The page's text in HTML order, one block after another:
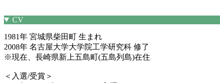
CV
1981年 宮城県柴田町 生まれ
2008年 名古屋大学大学院工学研究科 修了
※現在、長崎県新上五島町(五島列島)在住
＜入選/受賞＞